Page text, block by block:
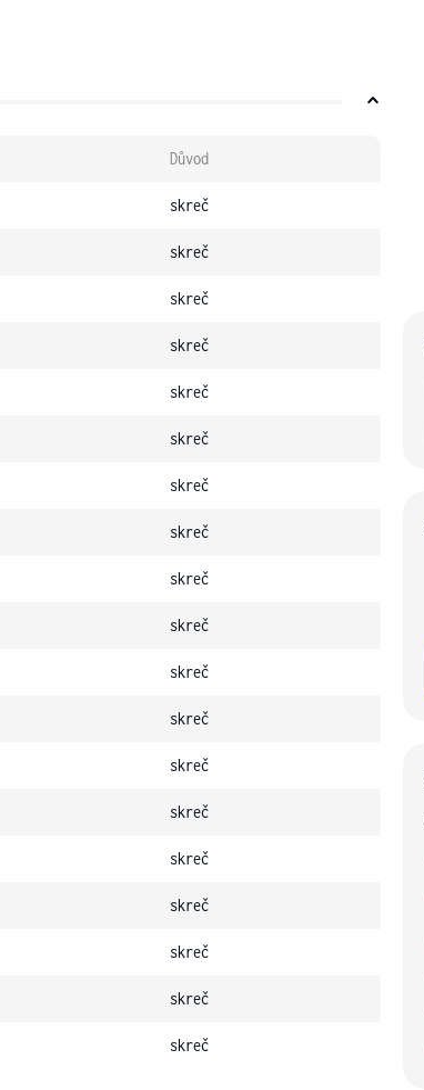
Důvod
skreč
skreč
skreč
skreč
skreč
skreč
skreč
skreč
skreč
skreč
skreč
skreč
skreč
skreč
skreč
skreč
skreč
skreč
skreč